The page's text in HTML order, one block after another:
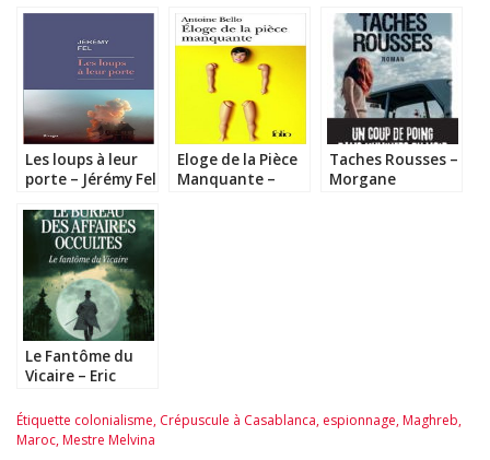
Les loups à leur
porte – Jérémy Fel
Eloge de la Pièce
Manquante –
Taches Rousses –
Morgane
Le Fantôme du
Vicaire – Eric
Étiquette colonialisme, Crépuscule à Casablanca, espionnage,Maghreb,
Maroc,Mestre Melvina